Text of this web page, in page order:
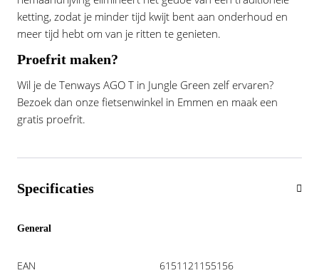
ketting, zodat je minder tijd kwijt bent aan onderhoud en
meer tijd hebt om van je ritten te genieten.
Proefrit maken?
Wil je de Tenways AGO T in Jungle Green zelf ervaren?
Bezoek dan onze fietsenwinkel in Emmen en maak een
gratis proefrit.
Specificaties
General
EAN 6151121155156